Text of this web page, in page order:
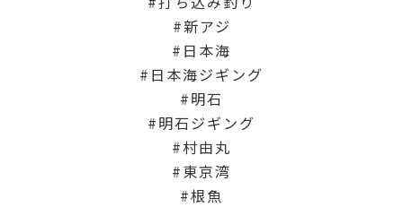
新アジ
日本海
日本海ジギング
明石
明石ジギング
村由丸
東京湾
根魚